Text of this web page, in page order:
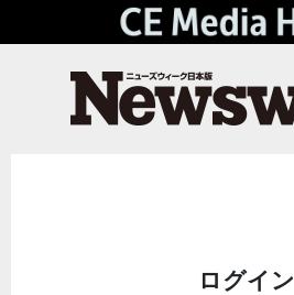
ログイン